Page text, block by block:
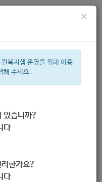
지 정보
×
복지샘 운영을 위해 이용
해 주세요.
있습니까?
다
한가요?
다